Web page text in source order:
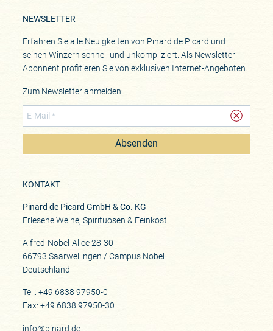
NEWSLETTER
Erfahren Sie alle Neuigkeiten von Pinard de Picard und
seinen Winzern schnell und unkompliziert. Als Newsletter-
Abonnent profitieren Sie von exklusiven Internet-Angeboten.
Zum Newsletter anmelden:
Absenden
KONTAKT
Pinard de Picard GmbH & Co. KG
Erlesene Weine, Spirituosen & Feinkost
Alfred-Nobel-Allee 28-30
66793 Saarwellingen / Campus Nobel
Deutschland
Tel.: +49 6838 97950-0
Fax: +49 6838 97950-30
info@pinard.de